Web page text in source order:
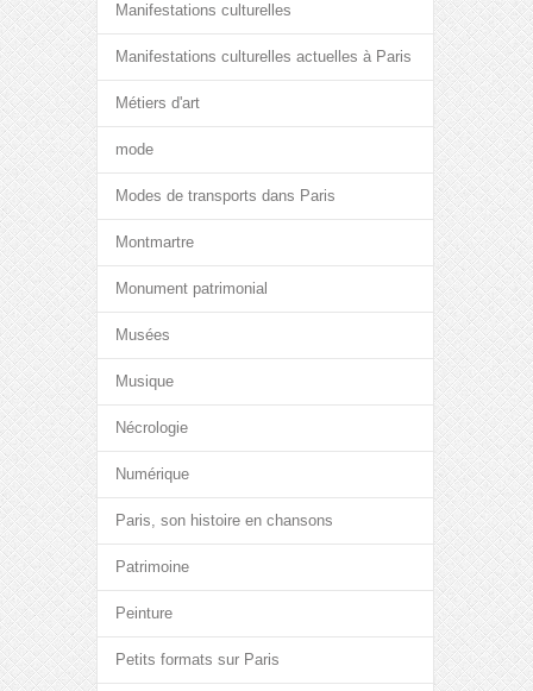
Manifestations culturelles
Manifestations culturelles actuelles à Paris
Métiers d'art
mode
Modes de transports dans Paris
Montmartre
Monument patrimonial
Musées
Musique
Nécrologie
Numérique
Paris, son histoire en chansons
Patrimoine
Peinture
Petits formats sur Paris